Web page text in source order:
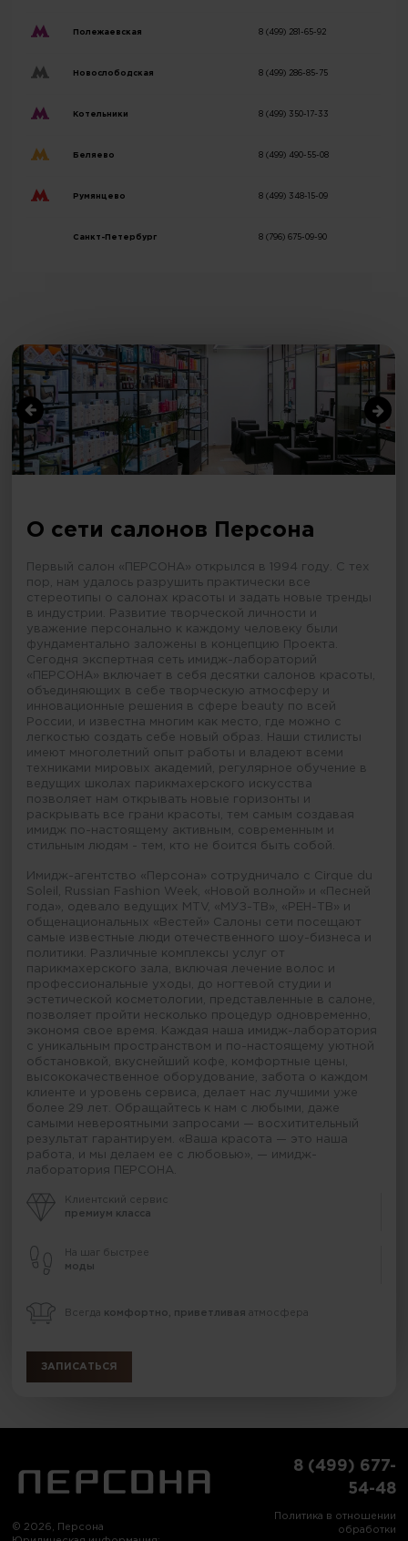
Полежаевская 8 (499) 281-65-92
Новослободская 8 (499) 286-85-75
Котельники 8 (499) 350-17-33
Беляево 8 (499) 490-55-08
Румянцево 8 (499) 348-15-09
Санкт-Петербург 8 (796) 675-09-90
О сети салонов Персона
Первый салон «ПЕРСОНА» открылся в 1994 году. С тех
пор, нам удалось разрушить практически все
стереотипы о салонах красоты и задать новые тренды
в индустрии. Развитие творческой личности и
уважение персонально к каждому человеку были
фундаментально заложены в концепцию Проекта.
Сегодня экспертная сеть имидж-лабораторий
«ПЕРСОНА» включает в себя десятки салонов красоты,
объединяющих в себе творческую атмосферу и
инновационные решения в сфере beauty по всей
России, и известна многим как место, где можно с
легкостью создать себе новый образ. Наши стилисты
имеют многолетний опыт работы и владеют всеми
техниками мировых академий, регулярное обучение в
ведущих школах парикмахерского искусства
позволяет нам открывать новые горизонты и
раскрывать все грани красоты, тем самым создавая
имидж по-настоящему активным, современным и
стильным людям - тем, кто не боится быть собой.
Имидж-агентство «Персона» сотрудничало с Cirque du
Soleil, Russian Fashion Week, «Новой волной» и «Песней
года», одевало ведущих MTV, «МУЗ-ТВ», «РЕН-ТВ» и
общенациональных «Вестей» Салоны сети посещают
самые известные люди отечественного шоу-бизнеса и
политики. Различные комплексы услуг от
парикмахерского зала, включая лечение волос и
профессиональные уходы, до ногтевой студии и
эстетической косметологии, представленные в салоне,
позволяет пройти несколько процедур одновременно,
экономя свое время. Каждая наша имидж-лаборатория
с уникальным пространством и по-настоящему уютной
обстановкой, вкуснейший кофе, комфортные цены,
высококачественное оборудование, забота о каждом
клиенте и уровень сервиса, делает нас лучшими уже
более 29 лет. Обращайтесь к нам с любыми, даже
самыми невероятными запросами — восхитительный
результат гарантируем. «Ваша красота — это наша
работа, и мы делаем ее с любовью», — имидж-
лаборатория ПЕРСОНА.
Клиентский сервис
премиум класса
На шаг быстрее
моды
Всегда комфортно, приветливая атмосфера
ЗАПИСАТЬСЯ
© 2026, Персона
8 (499) 677-
54-48
Политика в отношении
обработки